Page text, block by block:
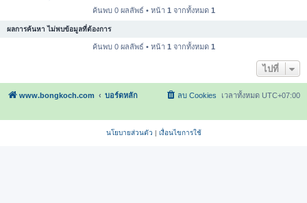
ค้นพบ 0 ผลลัพธ์ • หน้า 1 จากทั้งหมด 1
ผลการค้นหา ไม่พบข้อมูลที่ต้องการ
ค้นพบ 0 ผลลัพธ์ • หน้า 1 จากทั้งหมด 1
ไปที่
www.bongkoch.com บอร์ดหลัก เวลาทั้งหมด UTC+07:00
ลบ Cookies
นโยบายส่วนตัว | เงื่อนไขการใช้